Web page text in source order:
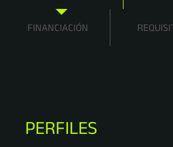
FINANCIACIÓN
PERFILES